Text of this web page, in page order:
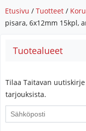
Etusivu / Tuotteet /
pisara, 6x12mm 15kpl,
Tuotealueet
Tilaa Taitavan
tarjouksista.